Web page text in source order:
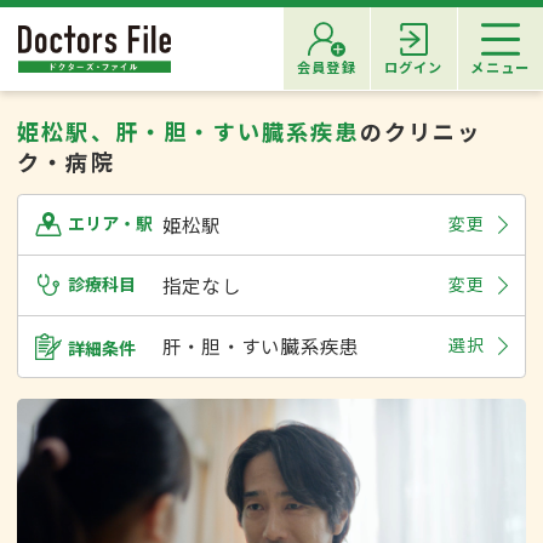
会員登録 ログイン メニュー
姫松駅、肝・胆・すい臓系疾患のクリニッ
ク・病院
エリア・駅 姫松駅 変更
診療科目 指定なし 変更
詳細条件 肝・胆・すい臓系疾患 選択